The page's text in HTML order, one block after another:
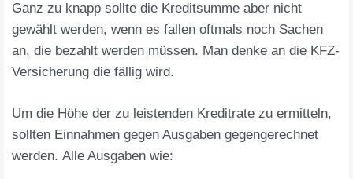
Ganz zu knapp sollte die Kreditsumme aber nicht
gewählt werden, wenn es fallen oftmals noch Sachen
an, die bezahlt werden müssen. Man denke an die KFZ-
Versicherung die fällig wird.
Um die Höhe der zu leistenden Kreditrate zu ermitteln,
sollten Einnahmen gegen Ausgaben gegengerechnet
werden. Alle Ausgaben wie: